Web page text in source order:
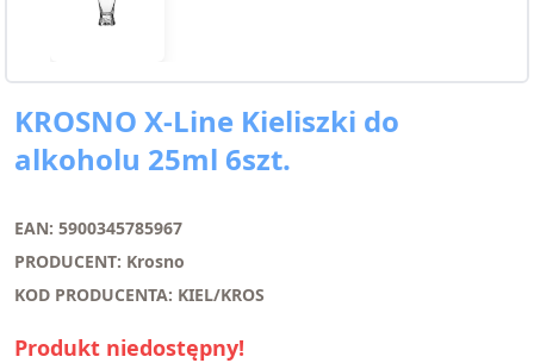
KROSNO X-Line Kieliszki do
alkoholu 25ml 6szt.
EAN: 5900345785967
PRODUCENT: Krosno
KOD PRODUCENTA: KIEL/KROS
Produkt niedostępny!